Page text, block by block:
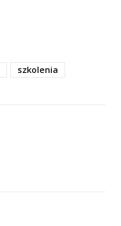
szkolenia